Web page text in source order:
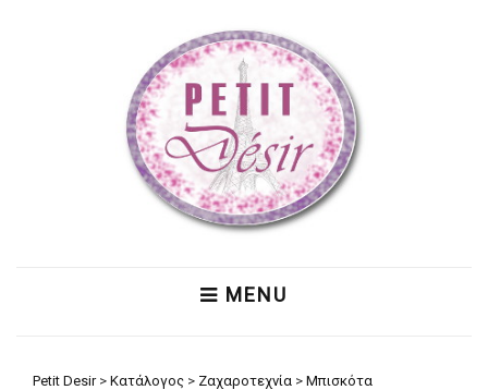
MENU
Petit Desir> Κατάλογος > Ζαχαροτεχνία > Μπισκότα